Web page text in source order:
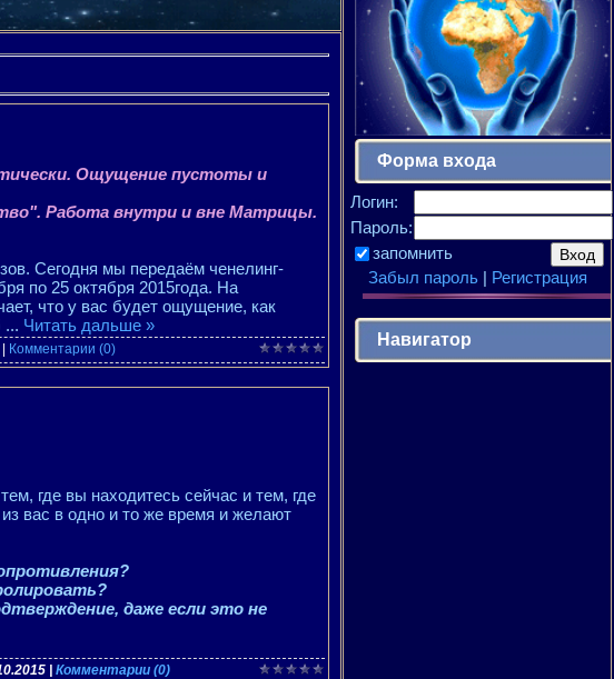
Ощущение пустоты и
Работа внутри и вне Матрицы.
Сегодня мы передаём ченелинг-
по 25 октября 2015года. На
что у вас будет ощущение, как
... Читать дальше »
Комментарии (0)
где вы находитесь сейчас и тем, где
вас в одно и то же время и желают
даже если это не
Комментарии (0)
Форма входа
Логин:
Пароль:
запомнить
Забыл пароль| Регистрация
Навигатор